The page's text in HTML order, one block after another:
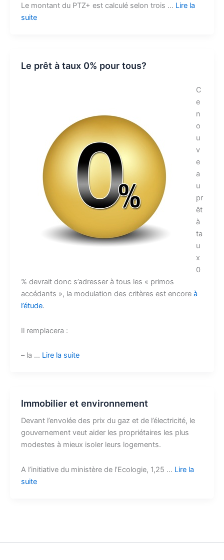
Le montant du PTZ+ est calculé selon trois … Lire la
suite
Le prêt à taux 0% pour tous?
C
e
n
o
u
v
e
a
u
pr
êt
à
ta
u
x
0
% devrait donc s’adresser à tous les « primos
accédants », la modulation des critères est encore à
l’étude.
Il remplacera :
– la … Lire la suite
Immobilier et environnement
Devant l’envolée des prix du gaz et de l’électricité, le
gouvernement veut aider les propriétaires les plus
modestes à mieux isoler leurs logements.
A l’initiative du ministère de l’Ecologie, 1,25 … Lire la
suite